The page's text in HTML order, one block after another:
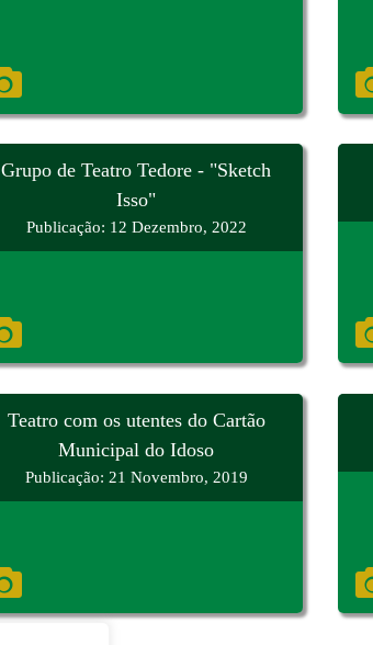
Grupo de Teatro Tedore - "Sketch
Isso"
Publicação: 12 Dezembro, 2022
Teatro com os utentes do Cartão
Municipal do Idoso
Publicação: 21 Novembro, 2019